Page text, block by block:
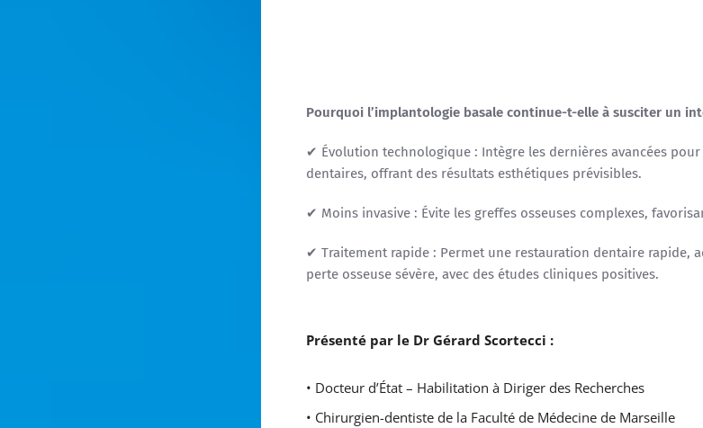
Pourquoi l’implantologie basale continue-t-elle à susciter un
✔ Évolution technologique : Intègre les dernières avancées
dentaires, offrant des résultats esthétiques prévisibles.
✔ Moins invasive : Évite les greffes osseuses complexes,
✔ Traitement rapide : Permet une restauration dentaire rapide,
perte osseuse sévère, avec des études cliniques positives.
Présenté par le Dr Gérard Scortecci :
• Docteur d’État – Habilitation à Diriger des Recherches
• Chirurgien-dentiste de la Faculté de Médecine de Marseille